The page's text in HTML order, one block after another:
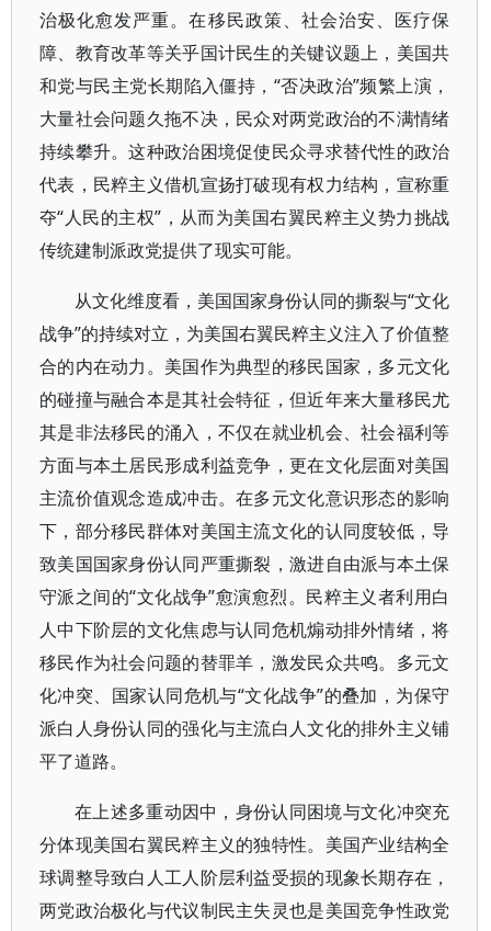
治极化愈发严重。在移民政策、社会治安、医疗保
障、教育改革等关乎国计民生的关键议题上，美国共
和党与民主党长期陷入僵持，“否决政治”频繁上演，
大量社会问题久拖不决，民众对两党政治的不满情绪
持续攀升。这种政治困境促使民众寻求替代性的政治
代表，民粹主义借机宣扬打破现有权力结构，宣称重
夺“人民的主权”，从而为美国右翼民粹主义势力挑战
传统建制派政党提供了现实可能。
从文化维度看，美国国家身份认同的撕裂与“文化
战争”的持续对立，为美国右翼民粹主义注入了价值整
合的内在动力。美国作为典型的移民国家，多元文化
的碰撞与融合本是其社会特征，但近年来大量移民尤
其是非法移民的涌入，不仅在就业机会、社会福利等
方面与本土居民形成利益竞争，更在文化层面对美国
主流价值观念造成冲击。在多元文化意识形态的影响
下，部分移民群体对美国主流文化的认同度较低，导
致美国国家身份认同严重撕裂，激进自由派与本土保
守派之间的“文化战争”愈演愈烈。民粹主义者利用白
人中下阶层的文化焦虑与认同危机煽动排外情绪，将
移民作为社会问题的替罪羊，激发民众共鸣。多元文
化冲突、国家认同危机与“文化战争”的叠加，为保守
派白人身份认同的强化与主流白人文化的排外主义铺
平了道路。
在上述多重动因中，身份认同困境与文化冲突充
分体现美国右翼民粹主义的独特性。美国产业结构全
球调整导致白人工人阶层利益受损的现象长期存在，
两党政治极化与代议制民主失灵也是美国竞争性政党